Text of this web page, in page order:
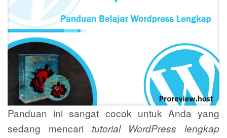
Panduan ini sangat cocok untuk Anda yang
sedang mencari tutorial WordPress lengkap